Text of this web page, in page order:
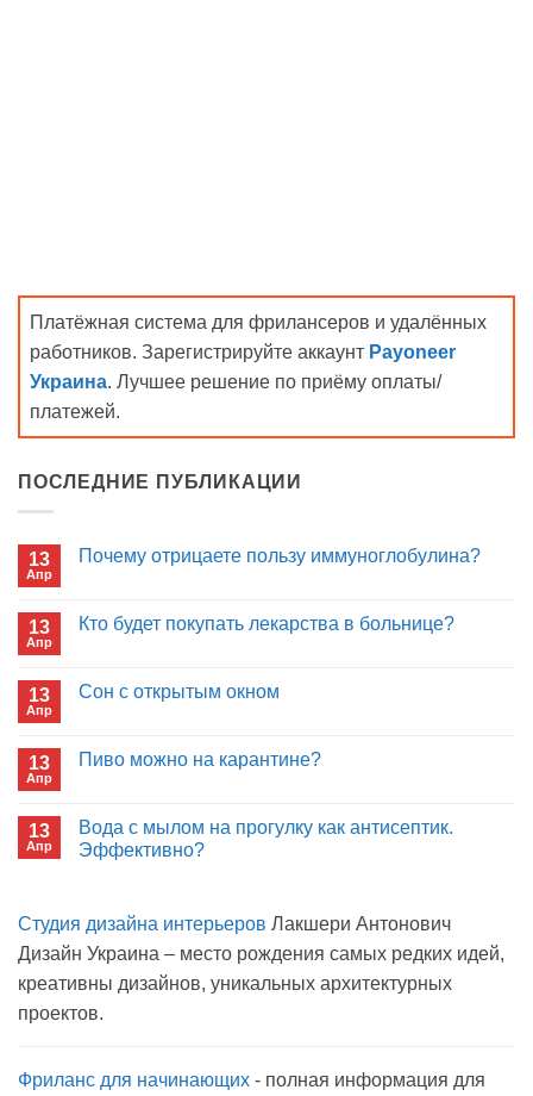
Платёжная система для фрилансеров и удалённых
работников. Зарегистрируйте аккаунт Payoneer
Украина. Лучшее решение по приёму оплаты/
платежей.
ПОСЛЕДНИЕ ПУБЛИКАЦИИ
13
Апр
Почему отрицаете пользу иммуноглобулина?
Почему
13
Апр
Кто будет покупать лекарства в больнице?
Кто
в
13
Апр
Сон с открытым окном
Сон
13
Апр
Пиво можно на карантине?
Пиво
можно
13
Апр
Вода с мылом на прогулку как антисептик.
Эффективно?
Вода
мылом
прогулку
антисептик.
Студия дизайна интерьеров Лакшери Антонович
Дизайн Украина – место рождения самых редких идей,
креативны дизайнов, уникальных архитектурных
проектов.
Фриланс для начинающих - полная информация для